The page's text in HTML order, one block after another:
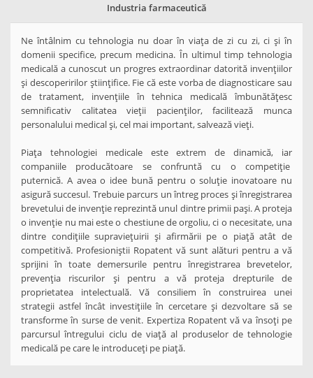
Industria farmaceutică
Ne întâlnim cu tehnologia nu doar în viața de zi cu zi, ci și în
domenii specifice, precum medicina. În ultimul timp tehnologia
medicală a cunoscut un progres extraordinar datorită invențiilor
și descoperirilor științifice. Fie că este vorba de diagnosticare sau
de tratament, invențiile în tehnica medicală îmbunătățesc
semnificativ calitatea vieții pacienților, facilitează munca
personalului medical și, cel mai important, salvează vieți.
Piața tehnologiei medicale este extrem de dinamică, iar
companiile producătoare se confruntă cu o competiție
puternică. A avea o idee bună pentru o soluție inovatoare nu
asigură succesul. Trebuie parcurs un întreg proces și înregistrarea
brevetului de invenție reprezintă unul dintre primii pași. A proteja
o invenție nu mai este o chestiune de orgoliu, ci o necesitate, una
dintre condițiile supraviețuirii și afirmării pe o piață atât de
competitivă. Profesioniștii Ropatent vă sunt alături pentru a vă
sprijini în toate demersurile pentru înregistrarea brevetelor,
prevenția riscurilor și pentru a vă proteja drepturile de
proprietatea intelectuală. Vă consiliem în construirea unei
strategii astfel încât investițiile în cercetare și dezvoltare să se
transforme în surse de venit. Expertiza Ropatent vă va însoți pe
parcursul întregului ciclu de viață al produselor de tehnologie
medicală pe care le introduceți pe piață.